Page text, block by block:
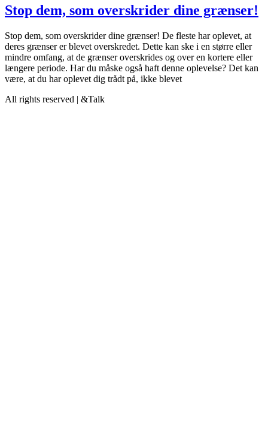
Stop dem, som overskrider dine grænser!
Stop dem, som overskrider dine grænser! De fleste har oplevet, at
deres grænser er blevet overskredet. Dette kan ske i en større eller
mindre omfang, at de grænser overskrides og over en kortere eller
længere periode. Har du måske også haft denne oplevelse? Det kan
være, at du har oplevet dig trådt på, ikke blevet
All rights reserved | &Talk